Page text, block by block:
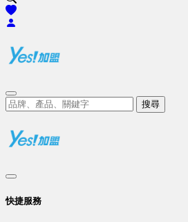
搜尋
快捷服務